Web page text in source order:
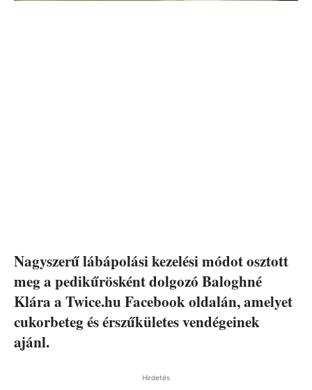
Nagyszerű lábápolási kezelési módot osztott
meg a pedikűrösként dolgozó Baloghné
Klára a Twice.hu Facebook oldalán, amelyet
cukorbeteg és érszűkületes vendégeinek
ajánl.
Hirdetés